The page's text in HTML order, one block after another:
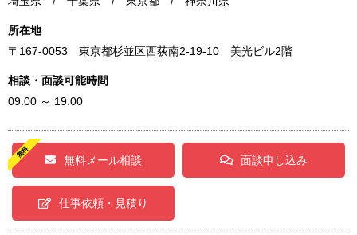
所在地
〒167-0053 東京都杉並区西荻南2-19-10 美光ビル2階
相談・面談可能時間
09:00 ～ 19:00
無料メール相談 面談申し込み
仕事依頼・見積り